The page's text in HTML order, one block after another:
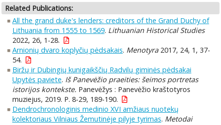
Related Publications:
All the grand duke's lenders: creditors of the Grand Duchy of
Lithuania from 1555 to 1569. Lithuanian Historical Studies
2022, 26, 1-28.
Arnionių dvaro koplyčių pėdsakais. Menotyra2017, 24, 1, 37-
54.
Biržų ir Dubingių kunigaikščių Radvilų giminės pėdsakai
Upytės paviete. Iš Panevėžio praeities: šeimos portretas
istorijos kontekste. Panevėžys : Panevėžio kraštotyros
muziejus, 2019. P. 8-29, 189-190.
Dendrochronologinis medinio XVI amžiaus nuotekų
kolektoriaus Vilniaus Žemutinėje pilyje tyrimas. Metodai